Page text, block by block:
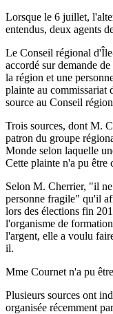
Lorsque le 6 juillet,
entendus, deux agents
Le Conseil régional
accordé sur demande
la région et une
plainte au commissariat
source au Conseil
Trois sources, dont M.
patron du groupe
Monde selon laquelle
Cette plainte n'a pu être
​Selon M. Cherrier, "il
personne fragile" qu'il
lors des élections fin
l'organisme de
l'argent, elle a voulu
il.
Mme Cournet n'a pu
Plusieurs sources ont
organisée récemment